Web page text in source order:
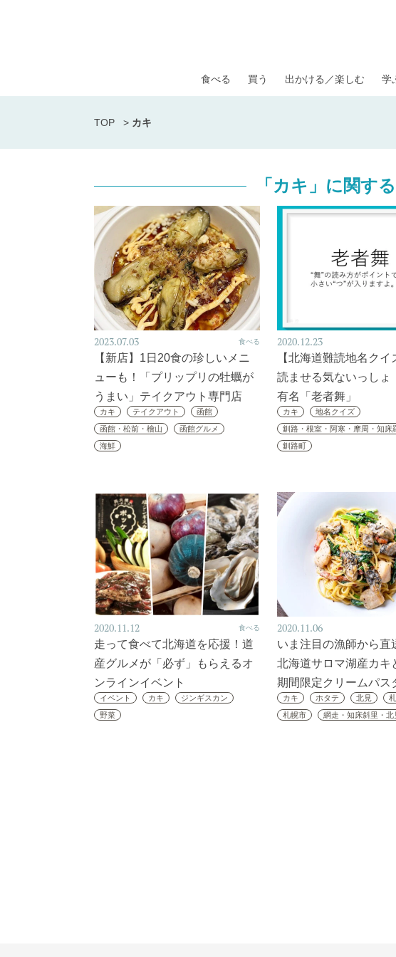
食べる 買う 出かける／楽しむ 学
TOP > カキ
「カキ」に関す
2023.07.03 食べる
【新店】1日20食の珍しいメニ
ューも！「プリップリの牡蠣が
うまい」テイクアウト専門店
カキ テイクアウト
函館
函館・松前・檜山
函館グルメ
海鮮
2020.12.23
【北海道難読地名クイ
読ませる気ないっしょ
有名「老者舞」
カキ
地名クイズ
釧路・根室・阿寒・摩周・知床
釧路町
2020.11.12 食べる
走って食べて北海道を応援！道
産グルメが「必ず」もらえるオ
ンラインイベント
イベント カキ
ジンギスカン
野菜
2020.11.06
いま注目の漁師から直
北海道サロマ湖産カキ
期間限定クリームパス
カキ ホタテ 北見
札幌市
網走・知床斜里・北